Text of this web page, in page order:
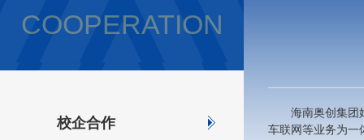
COOPERATION
校企合作
海南奥创集团
车联网等业务为一